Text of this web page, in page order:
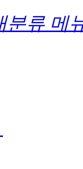
분류 메